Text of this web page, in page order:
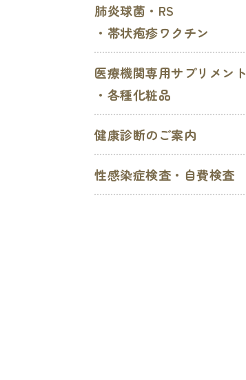
肺炎球菌・RS
・帯状疱疹ワクチン
医療機関専用サプリメント
・各種化粧品
健康診断のご案内
性感染症検査・自費検査